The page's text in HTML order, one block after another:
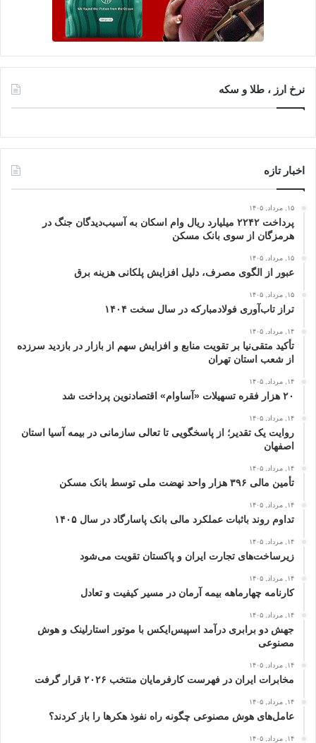
نرخ ارز ، طلا و سکه
اخبار تازه
۱۵, مرداد, ۱۴۰۵
پرداخت ۲۲۴۲ میلیارد ریال وام اسکان به آسیب‌دیدگان جنگ در
هرمزگان از سوی بانک مسکن
۱۵, مرداد, ۱۴۰۵
عبور از الگوی مصرف، دلیل افزایش پلکانی هزینه برق
۱۵, مرداد, ۱۴۰۵
تراز تاب‌آوری فولادمبارکه در سال سخت ۱۴۰۴
۱۴, مرداد, ۱۴۰۵
تأکید متقی‌نیا بر تقویت منابع و افزایش سهم از بازار در بازدید سرزده
از شعب استان تهران
۱۴, مرداد, ۱۴۰۵
۲۰ هزار فقره تسهیلات «آساوام» اقتصادنوین پرداخت شد
۱۴, مرداد, ۱۴۰۵
روایت یک تقدیر؛ از پاسخگویی تا تعالی سازمانی در بیمه آسیا استان
اصفهان
۱۴, مرداد, ۱۴۰۵
تأمین مالی ۳۹۶ هزار واحد نهضت ملی توسط بانک مسکن
۱۴, مرداد, ۱۴۰۵
تداوم روند باثبات عملکرد مالی بانک پاسارگاد در سال ۱۴۰۵
۱۴, مرداد, ۱۴۰۵
زیرساخت‌های تجارت ایران و پاکستان تقویت می‌شود
۱۴, مرداد, ۱۴۰۵
کارنامه چهارماهه بیمه آرمان در مسیر کیفیت و تعادل
۱۴, مرداد, ۱۴۰۵
جهش دو برابری درآمد اسپیس‌ایکس با موتور استارلینک و هوش
مصنوعی
۱۴, مرداد, ۱۴۰۵
مخابرات ایران در فهرست کارفرمایان منتخب ۲۰۲۶ قرار گرفت
۱۴, مرداد, ۱۴۰۵
عامل‌های هوش مصنوعی چگونه راه نفوذ هکرها را باز کردند؟
۱۴, مرداد, ۱۴۰۵